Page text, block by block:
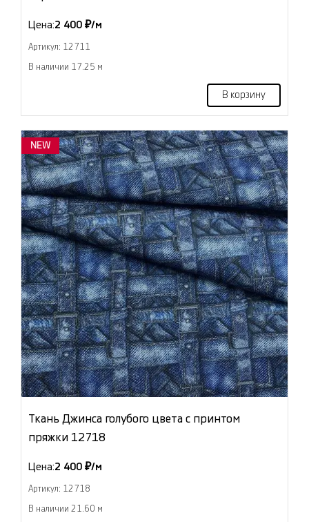
Цена:2 400 ₽/м
Артикул: 12711
В наличии 17.25 м
В корзину
NEW
Ткань Джинса голубого цвета с принтом
пряжки 12718
Цена:2 400 ₽/м
Артикул: 12718
В наличии 21.60 м